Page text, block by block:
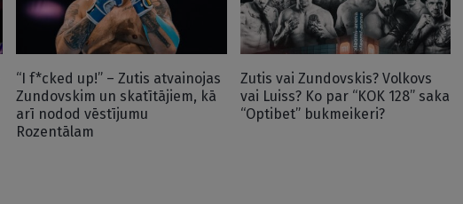
“I f*cked up!” – Zutis atvainojas
Zundovskim un skatītājiem, kā
arī nodod vēstījumu
Rozentālam
Zutis vai Zundovskis? Volkovs
vai Luiss? Ko par “KOK 128” saka
“Optibet” bukmeikeri?